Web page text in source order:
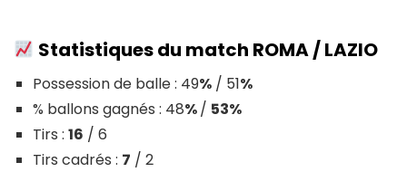
Statistiques du match ROMA / LAZIO
Possession de balle : 49%/ 51%
% ballons gagnés : 48%/ 53%
Tirs : 16 / 6
Tirs cadrés : 7 / 2